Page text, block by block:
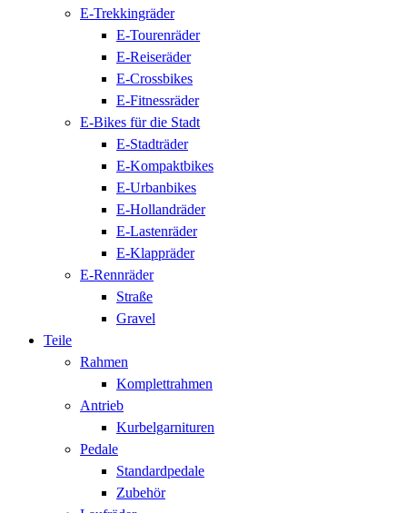
E-Trekkingräder
E-Tourenräder
E-Reiseräder
E-Crossbikes
E-Fitnessräder
E-Bikes für die Stadt
E-Stadträder
E-Kompaktbikes
E-Urbanbikes
E-Hollandräder
E-Lastenräder
E-Klappräder
E-Rennräder
Straße
Gravel
Teile
Rahmen
Komplettrahmen
Antrieb
Kurbelgarnituren
Pedale
Standardpedale
Zubehör